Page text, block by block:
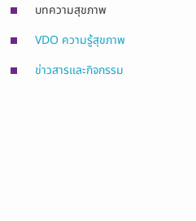
บทความสุขภาพ
VDO ความรู้สุขภาพ
ข่าวสารและกิจกรรม